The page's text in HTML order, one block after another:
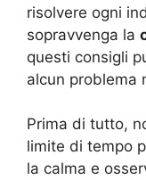
risolvere ogni
sopravvenga la
questi consigli
alcun problema
Prima di tutto,
limite di tempo
la calma e